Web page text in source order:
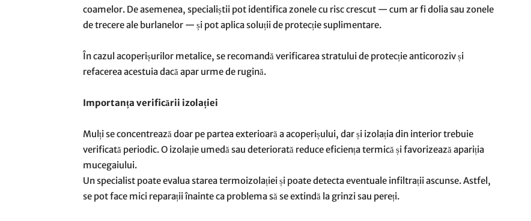
coamelor. De asemenea, specialiștii pot identifica zonele cu risc crescut — cum ar fi dolia sau zonele
de trecere ale burlanelor — și pot aplica soluții de protecție suplimentare.
În cazul acoperișurilor metalice, se recomandă verificarea stratului de protecție anticoroziv și
refacerea acestuia dacă apar urme de rugină.
Importanța verificării izolației
Mulți se concentrează doar pe partea exterioară a acoperișului, dar și izolația din interior trebuie
verificată periodic. O izolație umedă sau deteriorată reduce eficiența termică și favorizează apariția
mucegaiului.
Un specialist poate evalua starea termoizolației și poate detecta eventuale infiltrații ascunse. Astfel,
se pot face mici reparații înainte ca problema să se extindă la grinzi sau pereți.